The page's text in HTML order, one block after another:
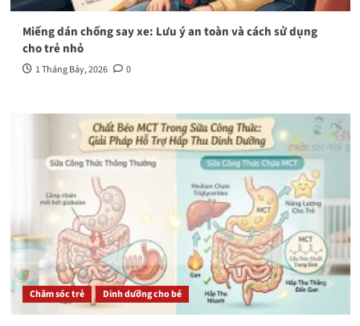
Miếng dán chống say xe: Lưu ý an toàn và cách sử dụng
cho trẻ nhỏ
1 Tháng Bảy, 2026 0
Chăm sóc trẻ Dinh dưỡng cho bé